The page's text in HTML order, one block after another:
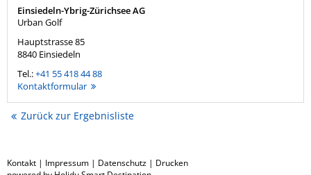
Einsiedeln-Ybrig-Zürichsee AG
Urban Golf
Hauptstrasse 85
8840 Einsiedeln
Tel.:+41 55 418 44 88
Kontaktformular
Zurück zur Ergebnisliste
Kontakt | Impressum | Datenschutz | Drucken